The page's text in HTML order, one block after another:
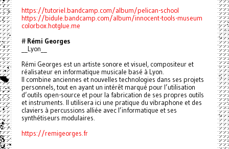
https://tutoriel.bandcamp.com/album/pelican-school
https://bidule.bandcamp.com/album/innocent-tools-museum
colorbox.hotglue.me
# Rémi Georges
__Lyon__
Rémi Georges est un artiste sonore et visuel, compositeur et
réalisateur en informatique musicale basé à Lyon.
Il combine anciennes et nouvelles technologies dans ses projets
personnels, tout en ayant un intérêt marqué pour l’utilisation
d’outils open-source et pour la fabrication de ses propres outils
et instruments. Il utilisera ici une pratique du vibraphone et des
claviers à percussions alliée avec l’informatique et ses
synthétiseurs modulaires.
https://remigeorges.fr